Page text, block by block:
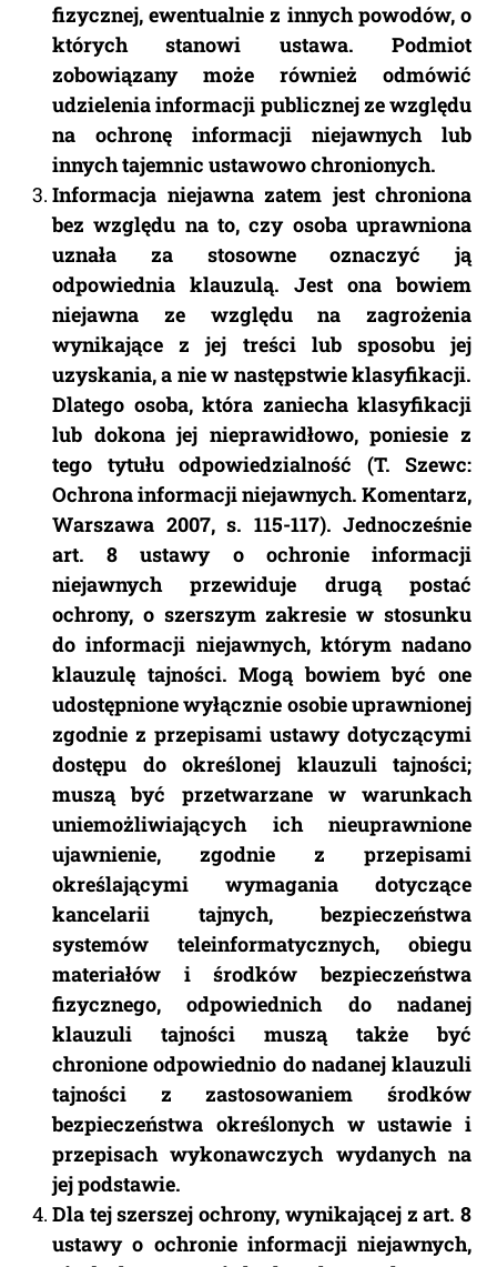
fizycznej, ewentualnie z innych powodów, o
których stanowi ustawa. Podmiot
zobowiązany może również odmówić
udzielenia informacji publicznej ze względu
na ochronę informacji niejawnych lub
innych tajemnic ustawowo chronionych.
Informacja niejawna zatem jest chroniona
bez względu na to, czy osoba uprawniona
uznała za stosowne oznaczyć ją
odpowiednia klauzulą. Jest ona bowiem
niejawna ze względu na zagrożenia
wynikające z jej treści lub sposobu jej
uzyskania, a nie w następstwie klasyfikacji.
Dlatego osoba, która zaniecha klasyfikacji
lub dokona jej nieprawidłowo, poniesie z
tego tytułu odpowiedzialność (T. Szewc:
Ochrona informacji niejawnych. Komentarz,
Warszawa 2007, s. 115-117). Jednocześnie
art. 8 ustawy o ochronie informacji
niejawnych przewiduje drugą postać
ochrony, o szerszym zakresie w stosunku
do informacji niejawnych, którym nadano
klauzulę tajności. Mogą bowiem być one
udostępnione wyłącznie osobie uprawnionej
zgodnie z przepisami ustawy dotyczącymi
dostępu do określonej klauzuli tajności;
muszą być przetwarzane w warunkach
uniemożliwiających ich nieuprawnione
ujawnienie, zgodnie z przepisami
określającymi wymagania dotyczące
kancelarii tajnych, bezpieczeństwa
systemów teleinformatycznych, obiegu
materiałów i środków bezpieczeństwa
fizycznego, odpowiednich do nadanej
klauzuli tajności muszą także być
chronione odpowiednio do nadanej klauzuli
tajności z zastosowaniem środków
bezpieczeństwa określonych w ustawie i
przepisach wykonawczych wydanych na
jej podstawie.
Dla tej szerszej ochrony, wynikającej z art. 8
ustawy o ochronie informacji niejawnych,